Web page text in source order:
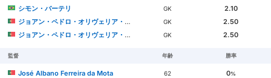
シモン・バーテリ
GK
2.10
ジョアン・ペドロ・オリヴェリア・ゴンサウヴェス
GK
2.50
ジョアン・ペドロ・オリヴェリア・ゴンサウヴェス
GK 2.50
監督 年齢 勝率
José Albano Ferreira da Mota 62 0%